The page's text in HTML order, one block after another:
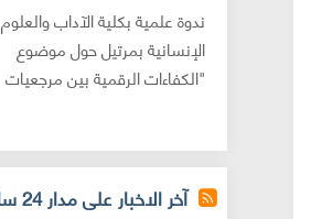
ندوة علمية بكلية الآداب والعلوم
الإنسانية بمرتيل حول موضوع
"الكفاءات الرقمية بين مرجعيات
آخر الاخبار على مدار 24 ساعة